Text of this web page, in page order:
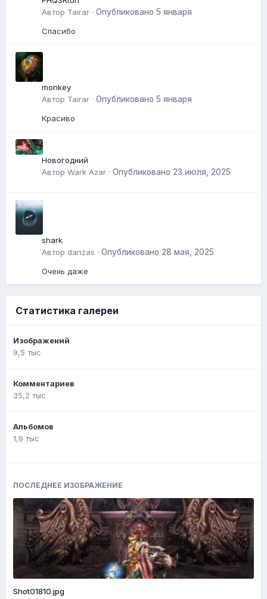
Автор Tairar · Опубликовано 5 января
Спасибо
monkey
Автор Tairar · Опубликовано 5 января
Красиво
Новогодний
Автор Wark Azar · Опубликовано 23 июля, 2025
shark
Автор danzas · Опубликовано 28 мая, 2025
Очень даже
Статистика галереи
Изображений
9,5 тыс
Комментариев
35,2 тыс
Альбомов
1,9 тыс
ПОСЛЕДНЕЕ ИЗОБРАЖЕНИЕ
Shot01810.jpg